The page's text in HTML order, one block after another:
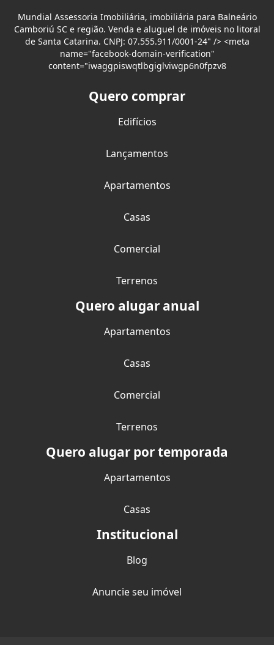
Mundial Assessoria Imobiliária, imobiliária para Balneário
Camboriú SC e região. Venda e aluguel de imóveis no litoral
de Santa Catarina. CNPJ: 07.555.911/0001-24" /> <meta
name="facebook-domain-verification"
content="iwaggpiswqtlbgiglviwgp6n0fpzv8
Quero comprar
Edifícios
Lançamentos
Apartamentos
Casas
Comercial
Terrenos
Quero alugar anual
Apartamentos
Casas
Comercial
Terrenos
Quero alugar por temporada
Apartamentos
Casas
Institucional
Blog
Anuncie seu imóvel